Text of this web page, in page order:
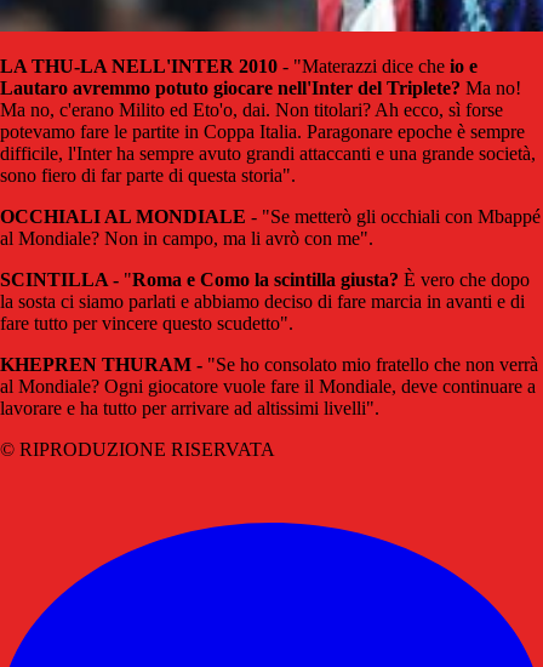
LA THU-LA NELL'INTER 2010 - "Materazzi dice che io e
Lautaro avremmo potuto giocare nell'Inter del Triplete? Ma no!
Ma no, c'erano Milito ed Eto'o, dai. Non titolari? Ah ecco, sì forse
potevamo fare le partite in Coppa Italia. Paragonare epoche è sempre
difficile, l'Inter ha sempre avuto grandi attaccanti e una grande società,
sono fiero di far parte di questa storia".
OCCHIALI AL MONDIALE - "Se metterò gli occhiali con Mbappé
al Mondiale? Non in campo, ma li avrò con me".
SCINTILLA - "Roma e Como la scintilla giusta? È vero che dopo
la sosta ci siamo parlati e abbiamo deciso di fare marcia in avanti e di
fare tutto per vincere questo scudetto".
KHEPREN THURAM - "Se ho consolato mio fratello che non verrà
al Mondiale? Ogni giocatore vuole fare il Mondiale, deve continuare a
lavorare e ha tutto per arrivare ad altissimi livelli".
© RIPRODUZIONE RISERVATA